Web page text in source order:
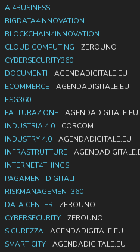
AI4BUSINESS
BIGDATA4INNOVATION
BLOCKCHAIN4INNOVATION
CLOUD COMPUTING
ZEROUNO
CYBERSECURITY360
DOCUMENTI
AGENDADIGITALE.EU
ECOMMERCE
AGENDADIGITALE.EU
ESG360
FATTURAZIONE
AGENDADIGITALE.EU
INDUSTRIA 4.0
CORCOM
INDUSTRY 4.0
AGENDADIGITALE.EU
INFRASTRUTTURE
INTERNET4THINGS
PAGAMENTIDIGITALI
RISKMANAGEMENT360
DATA CENTER
ZEROUNO
CYBERSECURITY
ZEROUNO
SICUREZZA
AGENDADIGITALE.EU
SMART CITY
AGENDADIGITALE.EU